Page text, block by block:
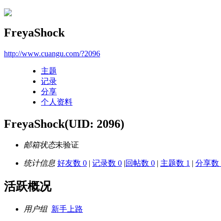
FreyaShock
http://www.cuangu.com/?2096
主题
记录
分享
个人资料
FreyaShock(UID: 2096)
邮箱状态未验证
统计信息 好友数 0 | 记录数 0 |回帖数 0 | 主题数 1 | 分享数
活跃概况
用户组 新手上路